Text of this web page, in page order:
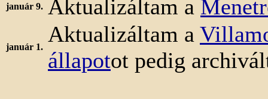
január 9. Aktualizáltam a
január 1.
Aktualizáltam a
állapotot pedig